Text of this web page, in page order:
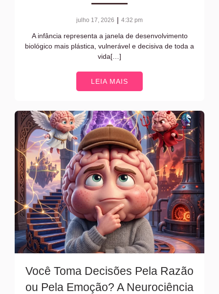
julho 17, 2026 | 4:32 pm
A infância representa a janela de desenvolvimento
biológico mais plástica, vulnerável e decisiva de toda a
vida[…]
LEIA MAIS
Você Toma Decisões Pela Razão
ou Pela Emoção? A Neurociência